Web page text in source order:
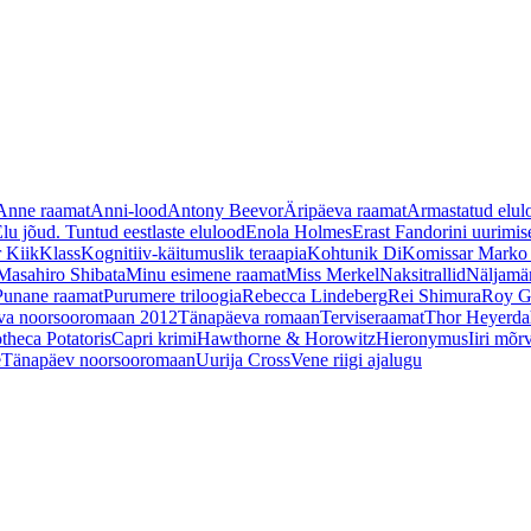
raamatAnni-loodAntony BeevorÄripäeva raamatArmastatud
jõud. Tuntud eestlaste eluloodEnola HolmesErast Fandorini
KiikKlassKognitiiv-käitumuslik teraapiaKohtunik DiKomissar
ShibataMinu esimene raamatMiss MerkelNaksitrallid
raamatPurumere triloogiaRebecca LindebergRei ShimuraRoy
noorsooromaan 2012Tänapäeva romaanTerviseraamatThor
PotatorisCapri krimiHawthorne & HorowitzHieronymusIiri
Tänapäev noorsooromaanUurija CrossVene riigi ajalugu